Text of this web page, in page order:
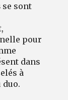
se sont
pour
dans
à